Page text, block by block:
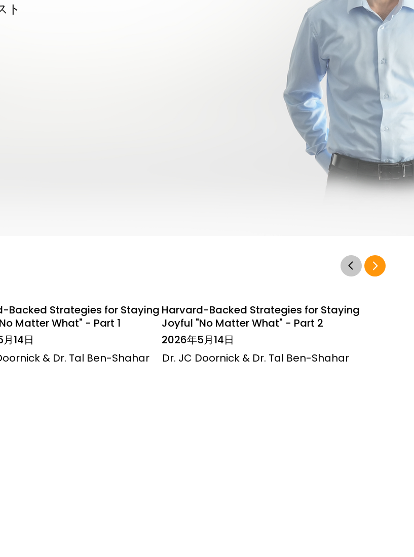
ト
Backed Strategies for Staying
Matter What" - Part 1
14日
& Dr. Tal Ben-Shahar
Harvard-Backed Strategies for Staying
Joyful "No Matter What" - Part 2
2026年5月14日
Dr. JC Doornick & Dr. Tal Ben-Shahar